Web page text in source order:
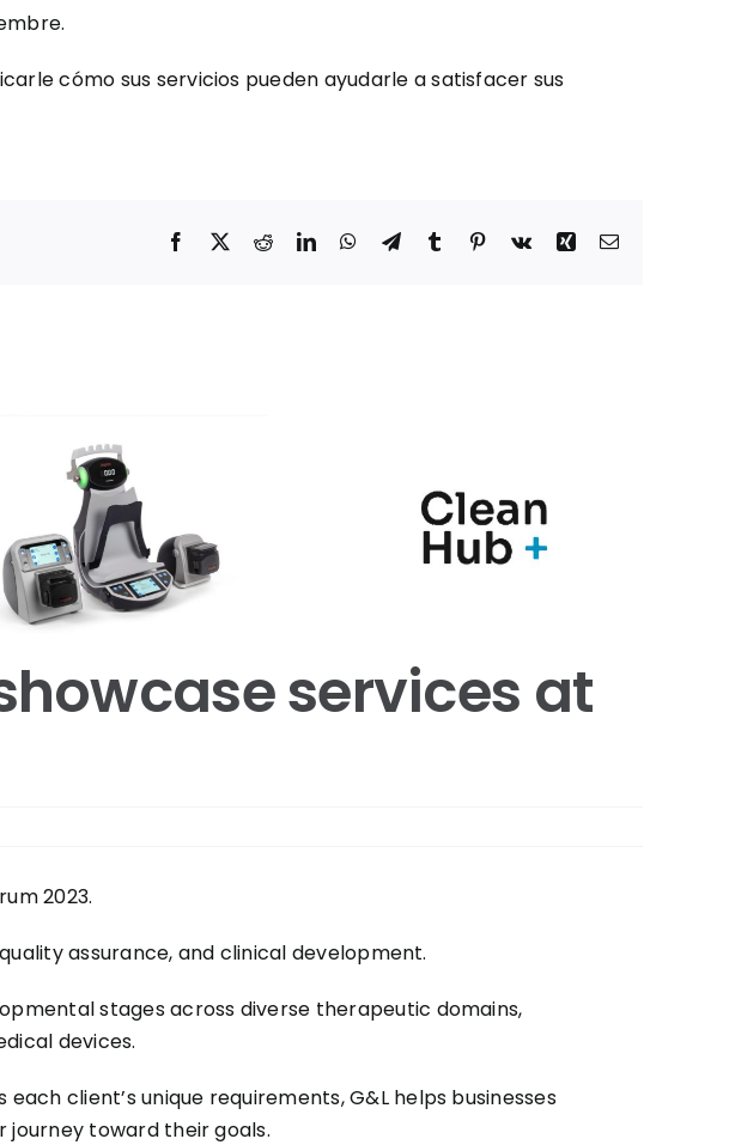
cómo sus servicios pueden ayudarle a satisfacer sus
Facebook
X RedditLinkedInWhatsApp
TelegramTumblr Pinterest
Vk Xing Correo
CleanHub+
exponen una
estrategia de
barreras
sucesivas para el
control de
en suelos
Farmaforum las
novedades de sus
soluciones
D365
services at
2023.
assurance, and clinical development.
stages across diverse therapeutic domains,
devices.
client’s unique requirements, G&L helps businesses
journey toward their goals.